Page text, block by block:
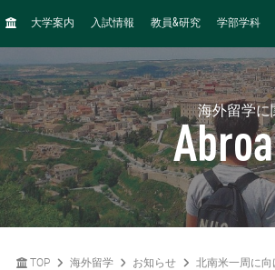
H
E
大学案内 入試情報 教員&研究 学部学科
海外留学に
TOP 海外留学 お知らせ 北南米一周に向